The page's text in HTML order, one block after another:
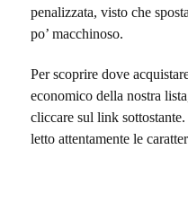
penalizzata, visto che
po’ macchinoso.
Per scoprire dove
economico della nostra
cliccare sul link
letto attentamente le